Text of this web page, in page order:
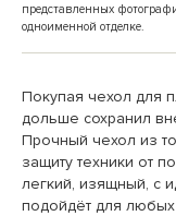
представленных
одноименной отделке.
Покупая чехол для
дольше сохранил
Прочный чехол из
защиту техники от
легкий, изящный, с
подойдёт для